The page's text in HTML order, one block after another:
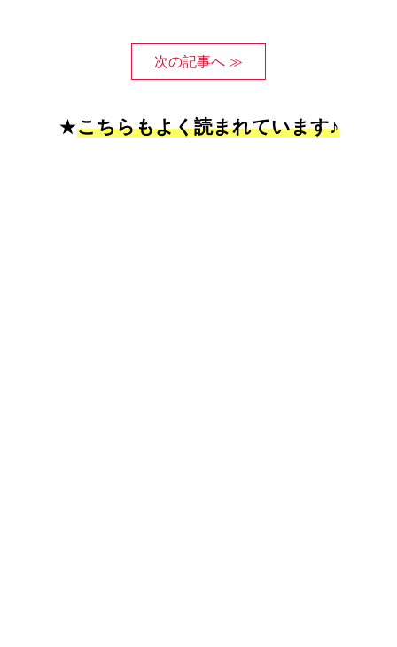
次の記事へ ≫
★こちらもよく読まれています♪